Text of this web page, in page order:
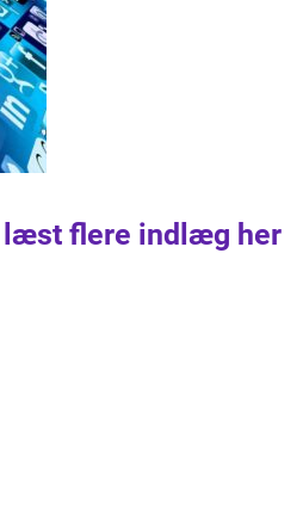
læst flere indlæg her